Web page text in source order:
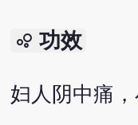
bubble_chart 功效
妇人阴中痛，